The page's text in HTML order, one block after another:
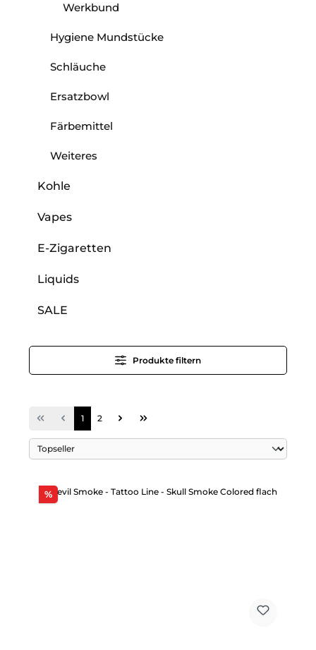
Werkbund
Hygiene Mundstücke
Schläuche
Ersatzbowl
Färbemittel
Weiteres
Kohle
Vapes
E-Zigaretten
Liquids
SALE
Produkte filtern
Seite
1 Seite
2
%Rabatt